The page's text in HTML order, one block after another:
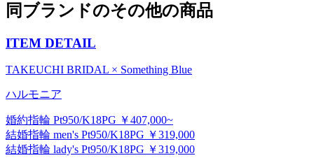
同ブランドのその他の商品
ITEM DETAIL
TAKEUCHI BRIDAL × Something Blue
ハルモニア
婚約指輪 Pt950/K18PG ￥407,000~
結婚指輪 men's Pt950/K18PG ￥319,000
結婚指輪 lady's Pt950/K18PG ￥319,000